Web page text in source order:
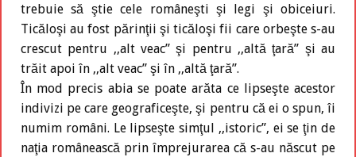
trebuie să ştie cele româneşti şi legi şi obiceiuri.
Ticăloşi au fost părinţii şi ticăloşi fii care orbeşte s-au
crescut pentru ,,alt veac” şi pentru ,,altă ţară” şi au
trăit apoi în ,,alt veac” şi în ,,altă ţară”.
În mod precis abia se poate arăta ce lipseşte acestor
indivizi pe care geograficeşte, şi pentru că ei o spun, îi
numim români. Le lipseşte simţul ,,istoric”, ei se ţin de
naţia românească prin împrejurarea că s-au născut pe